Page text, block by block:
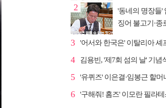
2
'동네의 명장들'
징어 불고기·종
3
4 김용빈, '제7회 섬의 날' 기념
5
6